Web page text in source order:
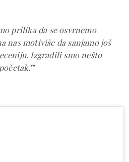
prilika da se osvrnemo
nas motiviše da sanjamo još
Izgradili smo nešto
”